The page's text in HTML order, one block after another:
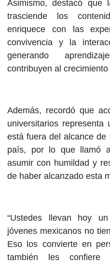
Asimismo, destacó que
trasciende los
enriquece con las
convivencia y la
generando
contribuyen al
Además, recordó que
universitarios representa
está fuera del alcance de
país, por lo que llamó
asumir con humildad y
de haber alcanzado esta
“Ustedes llevan hoy
jóvenes mexicanos no
Eso los convierte en
también les confiere